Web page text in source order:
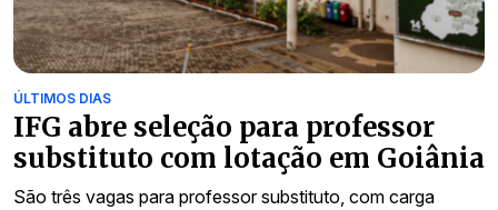
ÚLTIMOS DIAS
IFG abre seleção para professor
substituto com lotação em Goiânia
São três vagas para professor substituto, com carga